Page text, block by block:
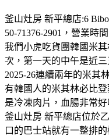
釜山灶房 新平總店:6
50-71376-2901，營業時
我們小虎吃貨團韓國米
次，第一天的中午是近
2025-26連續兩年的米其
有韓國人的米其林必比
是冷凍肉片，血腸非常
釜山灶房 新平總店位於
口的巴士站就有一整排